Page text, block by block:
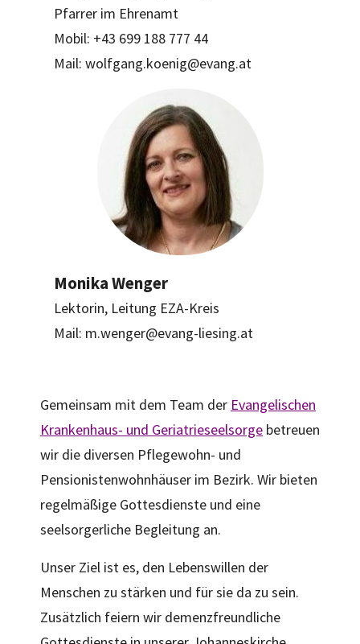
Pfarrer im Ehrenamt
Mobil: +43 699 188 777 44
Mail: wolfgang.koenig@evang.at
Monika Wenger
Lektorin, Leitung EZA-Kreis
Mail: m.wenger@evang-liesing.at
Gemeinsam mit dem Team der Evangelischen
Krankenhaus- und Geriatrieseelsorge betreuen
wir die diversen Pflegewohn- und
Pensionistenwohnhäuser im Bezirk. Wir bieten
regelmäßige Gottesdienste und eine
seelsorgerliche Begleitung an.
Unser Ziel ist es, den Lebenswillen der
Menschen zu stärken und für sie da zu sein.
Zusätzlich feiern wir demenzfreundliche